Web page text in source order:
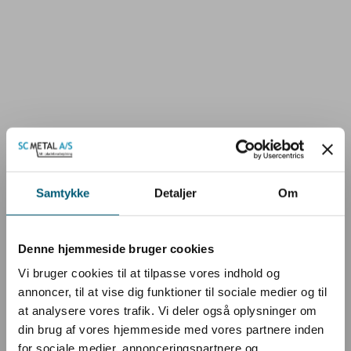
Samtykke Detaljer Om
Denne hjemmeside bruger cookies
Vi bruger cookies til at tilpasse vores indhold og
annoncer, til at vise dig funktioner til sociale medier og til
at analysere vores trafik. Vi deler også oplysninger om
din brug af vores hjemmeside med vores partnere inden
for sociale medier, annonceringspartnere og